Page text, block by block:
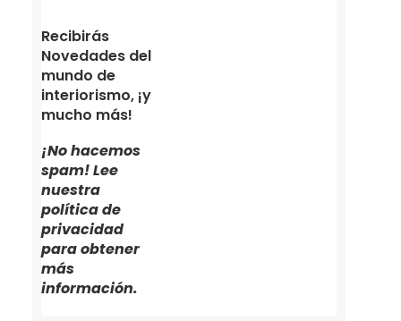
Recibirás
Novedades del
mundo de
interiorismo, ¡y
mucho más!
¡No hacemos
spam! Lee
nuestra
política de
privacidad
para obtener
más
información.